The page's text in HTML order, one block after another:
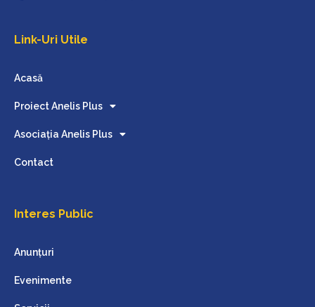
Link-Uri Utile
Acasă
Proiect Anelis Plus
Asociația Anelis Plus
Contact
Interes Public
Anunțuri
Evenimente